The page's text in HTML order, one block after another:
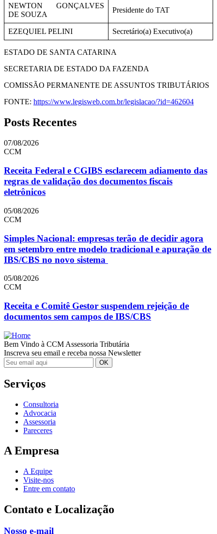
NEWTON GONÇALVES
DE SOUZA
Presidente do TAT
EZEQUIEL PELINI Secretário(a) Executivo(a)
ESTADO DE SANTA CATARINA
SECRETARIA DE ESTADO DA FAZENDA
COMISSÃO PERMANENTE DE ASSUNTOS TRIBUTÁRIOS
FONTE: https://www.legisweb.com.br/legislacao/?id=462604
Posts Recentes
07/08/2026
CCM
Receita Federal e CGIBS esclarecem adiamento das
regras de validação dos documentos fiscais
eletrônicos
05/08/2026
CCM
Simples Nacional: empresas terão de decidir agora
em setembro entre modelo tradicional e apuração de
IBS/CBS no novo sistema
05/08/2026
CCM
Receita e Comitê Gestor suspendem rejeição de
documentos sem campos de IBS/CBS
Bem Vindo à CCM Assessoria Tributária
Inscreva seu email e receba nossa Newsletter
Serviços
Consultoria
Advocacia
Assessoria
Pareceres
A Empresa
A Equipe
Visite-nos
Entre em contato
Contato e Localização
Nosso e-mail